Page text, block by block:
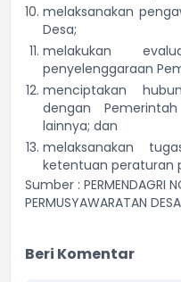
melaksanakan
Desa;
melakukan
penyelenggaraan
menciptakan
dengan
lainnya; dan
melaksanakan
ketentuan peraturan
Sumber : PERMENDAGRI
PERMUSYAWARATAN DESA
Beri Komentar